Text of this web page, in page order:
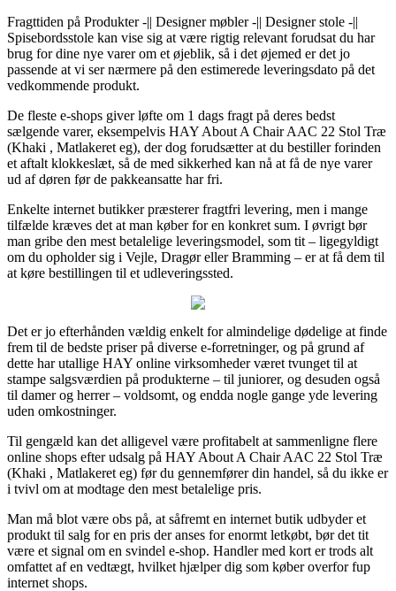
Fragttiden på Produkter -|| Designer møbler -|| Designer stole -||
Spisebordsstole kan vise sig at være rigtig relevant forudsat du har
brug for dine nye varer om et øjeblik, så i det øjemed er det jo
passende at vi ser nærmere på den estimerede leveringsdato på det
vedkommende produkt.
De fleste e-shops giver løfte om 1 dags fragt på deres bedst
sælgende varer, eksempelvis HAY About A Chair AAC 22 Stol Træ
(Khaki , Matlakeret eg), der dog forudsætter at du bestiller forinden
et aftalt klokkeslæt, så de med sikkerhed kan nå at få de nye varer
ud af døren før de pakkeansatte har fri.
Enkelte internet butikker præsterer fragtfri levering, men i mange
tilfælde kræves det at man køber for en konkret sum. I øvrigt bør
man gribe den mest betalelige leveringsmodel, som tit – ligegyldigt
om du opholder sig i Vejle, Dragør eller Bramming – er at få dem til
at køre bestillingen til et udleveringssted.
Det er jo efterhånden vældig enkelt for almindelige dødelige at finde
frem til de bedste priser på diverse e-forretninger, og på grund af
dette har utallige HAY online virksomheder været tvunget til at
stampe salgsværdien på produkterne – til juniorer, og desuden også
til damer og herrer – voldsomt, og endda nogle gange yde levering
uden omkostninger.
Til gengæld kan det alligevel være profitabelt at sammenligne flere
online shops efter udsalg på HAY About A Chair AAC 22 Stol Træ
(Khaki , Matlakeret eg) før du gennemfører din handel, så du ikke er
i tvivl om at modtage den mest betalelige pris.
Man må blot være obs på, at såfremt en internet butik udbyder et
produkt til salg for en pris der anses for enormt letkøbt, bør det tit
være et signal om en svindel e-shop. Handler med kort er trods alt
omfattet af en vedtægt, hvilket hjælper dig som køber overfor fup
internet shops.